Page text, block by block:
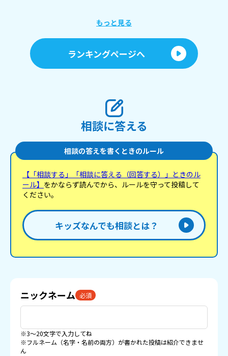
もっと見る
ランキングページへ
相談に答える
相談の答えを書くときのルール
【「相談する」「相談に答える（回答する）」ときのル
ール】 をかならず読んでから、ルールを守って投稿して
ください。
キッズなんでも相談とは？
ニックネーム 必須
※3〜20文字で入力してね
※フルネーム（名字・名前の両方）が書かれた投稿は紹介できませ
ん